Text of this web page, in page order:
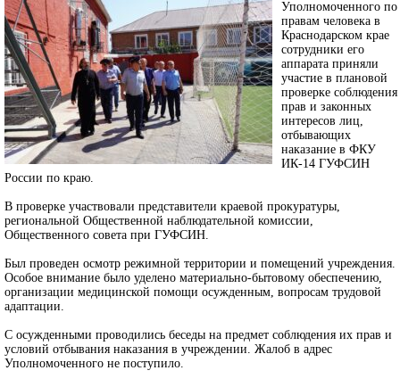
Уполномоченного по
правам человека в
Краснодарском крае
сотрудники его
аппарата приняли
участие в плановой
проверке соблюдения
прав и законных
интересов лиц,
отбывающих
наказание в ФКУ
ИК-14 ГУФСИН
России по краю.
В проверке участвовали представители краевой прокуратуры,
региональной Общественной наблюдательной комиссии,
Общественного совета при ГУФСИН.
Был проведен осмотр режимной территории и помещений учреждения.
Особое внимание было уделено материально-бытовому обеспечению,
организации медицинской помощи осужденным, вопросам трудовой
адаптации.
С осужденными проводились беседы на предмет соблюдения их прав и
условий отбывания наказания в учреждении. Жалоб в адрес
Уполномоченного не поступило.